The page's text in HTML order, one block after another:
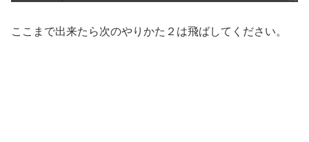
ここまで出来たら次のやりかた２は飛ばしてください。